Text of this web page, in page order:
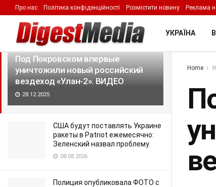
LATEST TRENDING Filter
Под Покровском впервые
уничтожили новый российский
вездеход «Улан-2». ВИДЕО
28.12.2025
США будут поставлять Украине
ракеты в Patriot ежемесячно:
Зеленский назвал проблему
08.08.2026
Полиция опубликовала ФОТО с
Про нас Політика конфіденційності Розмістити новину Реклама
УКРАЇНА
Home